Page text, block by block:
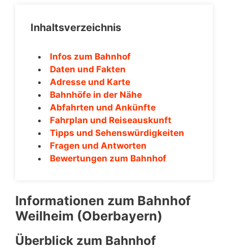
Inhaltsverzeichnis
Infos zum Bahnhof
Daten und Fakten
Adresse und Karte
Bahnhöfe in der Nähe
Abfahrten und Ankünfte
Fahrplan und Reiseauskunft
Tipps und Sehenswürdigkeiten
Fragen und Antworten
Bewertungen zum Bahnhof
Informationen zum Bahnhof
Weilheim (Oberbayern)
Überblick zum Bahnhof